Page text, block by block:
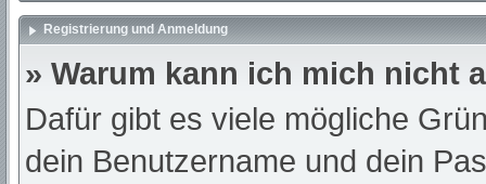
Registrierung und Anmeldung
» Warum kann ich mich nicht
Dafür gibt es viele mögliche
dein Benutzername und dein